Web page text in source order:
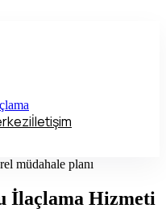
İletişim
Bilgi Merkezi
müdahale planı
İlaçlama Hizmeti